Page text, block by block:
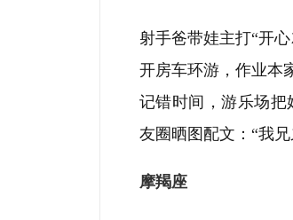
射手爸带娃主打“开
开房车环游，作业本
记错时间，游乐场
友圈晒图配文：“我
摩羯座